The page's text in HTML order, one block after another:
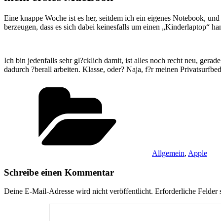
Eine knappe Woche ist es her, seitdem ich ein eigenes Notebook,
berzeugen, dass es sich dabei keinesfalls um einen „Kinderlaptop“
Ich bin jedenfalls sehr gl?cklich damit, ist alles noch recht neu,
dadurch ?berall arbeiten. Klasse, oder? Naja, f?r meinen
Allgemein, Apple
Schreibe einen Kommentar
Deine E-Mail-Adresse wird nicht veröffentlicht. Erforderliche Felder